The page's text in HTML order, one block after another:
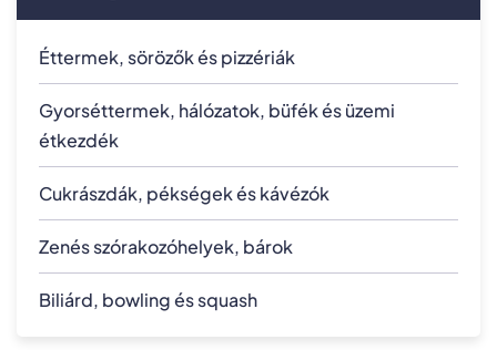
Éttermek, sörözők és pizzériák
Gyorséttermek, hálózatok, büfék és üzemi
étkezdék
Cukrászdák, pékségek és kávézók
Zenés szórakozóhelyek, bárok
Biliárd, bowling és squash